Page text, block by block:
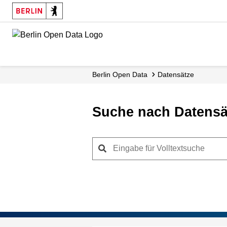
Skip
main
Berlin Open Data Datensätze
Suche nach